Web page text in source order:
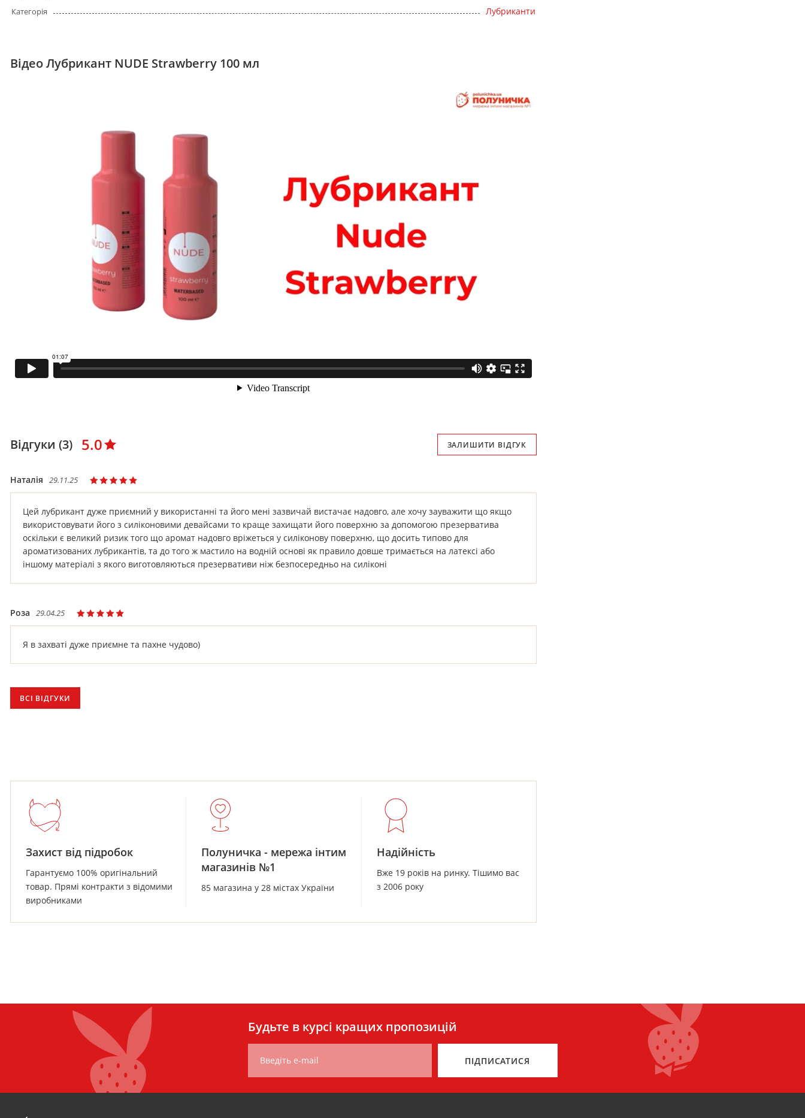
Категорія Лубриканти
Відео Лубрикант NUDE Strawberry 100 мл
Відгуки (3) 5.0 ЗАЛИШИТИ ВІДГУК
Цей лубрикант дуже приємний у використанні та його мені зазвичай вистачає надовго, але хочу зауважити що якщо
використовувати його з силіконовими девайсами то краще захищати його поверхню за допомогою презерватива
оскільки є великий ризик того що аромат надовго вріжеться у силіконову поверхню, що досить типово для
ароматизованих лубрикантів, та до того ж мастило на водній основі як правило довше тримається на латексі або
іншому матеріалі з якого виготовляються презервативи ніж безпосередньо на силіконі
Наталія 29.11.25
Я в захваті дуже приємне та пахне чудово)
Роза 29.04.25
ВСІ ВІДГУКИ
Захист від підробок
Гарантуємо 100% оригінальний
товар. Прямі контракти з відомими
виробниками
Полуничка - мережа інтим
магазинів №1
85 магазина у 28 містах України
Надійність
Вже 19 років на ринку. Тішимо вас
з 2006 року
Будьте в курсі кращих пропозицій
Введіть e-mail ПІДПИСАТИСЯ